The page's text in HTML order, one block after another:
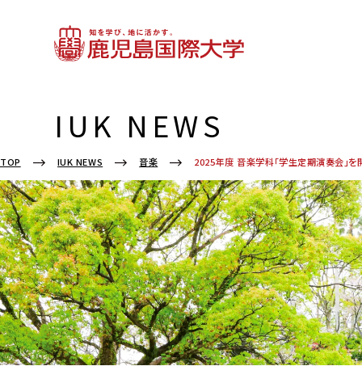
IUK NEWS
TOP IUK NEWS 音楽 2025年度 音楽学科「学生定期演奏会」を